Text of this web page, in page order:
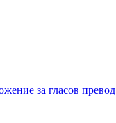
за гласов превод